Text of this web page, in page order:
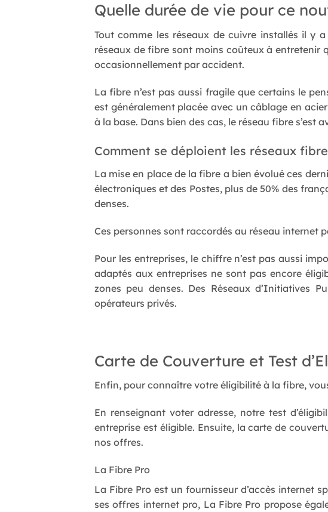
Quelle durée de vie pour ce
Tout comme les réseaux de cuivre installés il y
réseaux de fibre sont moins coûteux à entretenir
occasionnellement par accident.
La fibre n’est pas aussi fragile que certains le
est généralement placée avec un câblage en
à la base. Dans bien des cas, le réseau fibre s’est
Comment se déploient les réseaux
La mise en place de la fibre a bien évolué ces
électroniques et des Postes, plus de 50% des
denses.
Ces personnes sont raccordés au réseau internet
Pour les entreprises, le chiffre n’est pas aussi
adaptés aux entreprises ne sont pas encore
zones peu denses. Des Réseaux d’Initiatives
opérateurs privés.
Carte de Couverture et Test
Enfin, pour connaître votre éligibilité à la fibre,
En renseignant voter adresse, notre test
entreprise est éligible. Ensuite, la carte de
nos offres.
La Fibre Pro
La Fibre Pro est un fournisseur d’accès internet
ses offres internet pro, La Fibre Pro propose